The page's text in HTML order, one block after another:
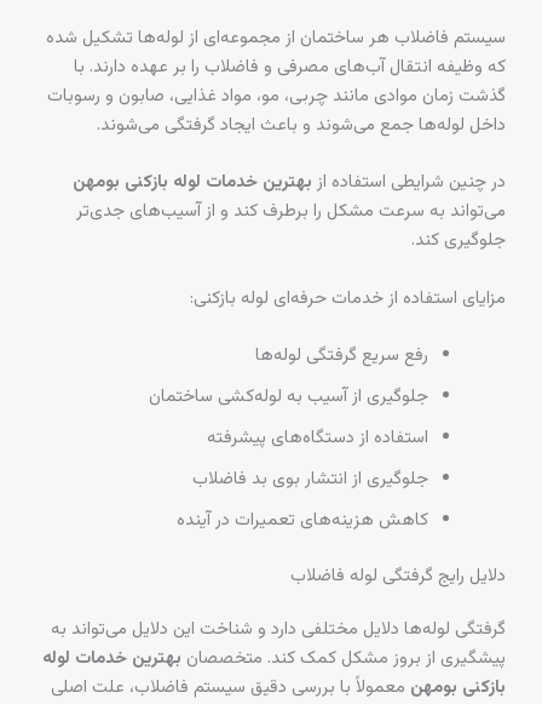
سیستم فاضلاب هر ساختمان از مجموعه‌ای از لوله‌ها تشکیل شده
که وظیفه انتقال آب‌های مصرفی و فاضلاب را بر عهده دارند. با
گذشت زمان موادی مانند چربی، مو، مواد غذایی، صابون و رسوبات
داخل لوله‌ها جمع می‌شوند و باعث ایجاد گرفتگی می‌شوند.
در چنین شرایطی استفاده از بهترین خدمات لوله بازکنی بومهن
می‌تواند به سرعت مشکل را برطرف کند و از آسیب‌های جدی‌تر
جلوگیری کند.
مزایای استفاده از خدمات حرفه‌ای لوله بازکنی:
رفع سریع گرفتگی لوله‌ها
جلوگیری از آسیب به لوله‌کشی ساختمان
استفاده از دستگاه‌های پیشرفته
جلوگیری از انتشار بوی بد فاضلاب
کاهش هزینه‌های تعمیرات در آینده
دلایل رایج گرفتگی لوله فاضلاب
گرفتگی لوله‌ها دلایل مختلفی دارد و شناخت این دلایل می‌تواند به
پیشگیری از بروز مشکل کمک کند. متخصصان بهترین خدمات لوله
بازکنی بومهن معمولاً با بررسی دقیق سیستم فاضلاب، علت اصلی